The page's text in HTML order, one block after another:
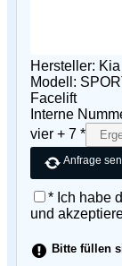
Hersteller: Kia
Modell:
Facelift
Interne
vier + 7 *
Anfrage
* Ich habe
und
Bitte füllen